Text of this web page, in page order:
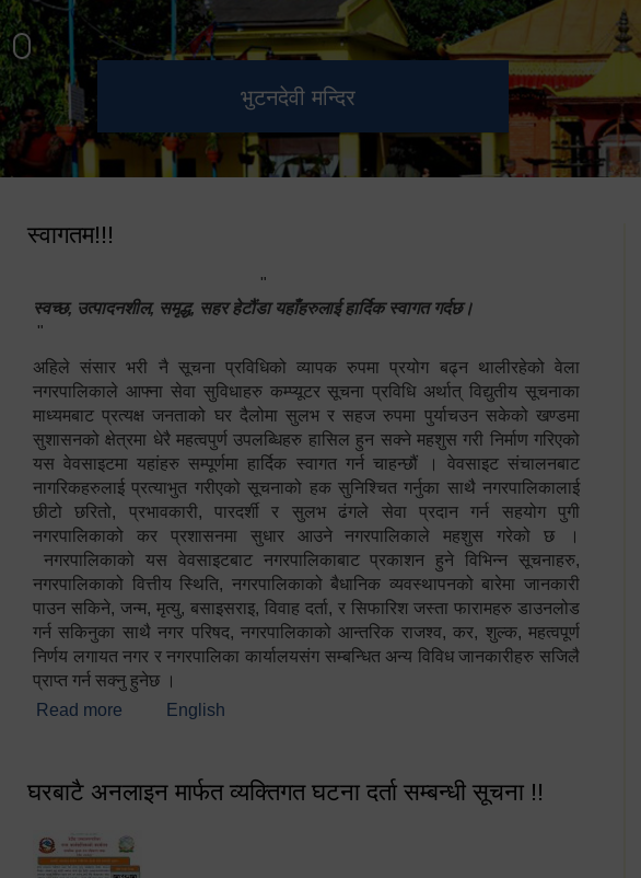
भुटनदेवी मन्दिर
स्मारक
हेटौंडा उपमहानगरपालिका नगर
कार्यपालिकाको कार्यालय
मनकामना डाँडाबाट देखिएको दृश्य
स्वागतम!!!
"
स्वच्छ, उत्पादनशील, समृद्ध, सहर हेटौंडा यहाँहरुलाई हार्दिक स्वागत गर्दछ।
"
अहिले संसार भरी नै सूचना प्रविधिको व्यापक रुपमा प्रयोग बढ्न थालीरहेको वेला
नगरपालिकाले आफ्ना सेवा सुविधाहरु कम्प्यूटर सूचना प्रविधि अर्थात् विद्युतीय सूचनाका
माध्यमबाट प्रत्यक्ष जनताको घर दैलोमा सुलभ र सहज रुपमा पुर्याचउन सकेको खण्डमा
सुशासनको क्षेत्रमा धेरै महत्वपुर्ण उपलब्धिहरु हासिल हुन सक्ने महशुस गरी निर्माण गरिएको
यस वेवसाइटमा यहांहरु सम्पूर्णमा हार्दिक स्वागत गर्न चाहन्छौं । वेवसाइट संचालनबाट
नागरिकहरुलाई प्रत्याभुत गरीएको सूचनाको हक सुनिश्चित गर्नुका साथै नगरपालिकालाई
छीटो छरितो, प्रभावकारी, पारदर्शी र सुलभ ढंगले सेवा प्रदान गर्न सहयोग पुगी
नगरपालिकाको कर प्रशासनमा सुधार आउने नगरपालिकाले महशुस गरेको छ ।
नगरपालिकाको यस वेवसाइटबाट नगरपालिकाबाट प्रकाशन हुने विभिन्न सूचनाहरु,
नगरपालिकाको वित्तीय स्थिति, नगरपालिकाको बैधानिक व्यवस्थापनको बारेमा जानकारी
पाउन सकिने, जन्म, मृत्यु, बसाइसराइ, विवाह दर्ता, र सिफारिश जस्ता फारामहरु डाउनलोड
गर्न सकिनुका साथै नगर परिषद, नगरपालिकाको आन्तरिक राजश्व, कर, शुल्क, महत्वपूर्ण
निर्णय लगायत नगर र नगरपालिका कार्यालयसंग सम्बन्धित अन्य विविध जानकारीहरु सजिलै
प्राप्त गर्न सक्नु हुनेछ ।
Read more about स्वागतम!!!
English
घरबाटै अनलाइन मार्फत व्यक्तिगत घटना दर्ता सम्बन्धी सूचना !!